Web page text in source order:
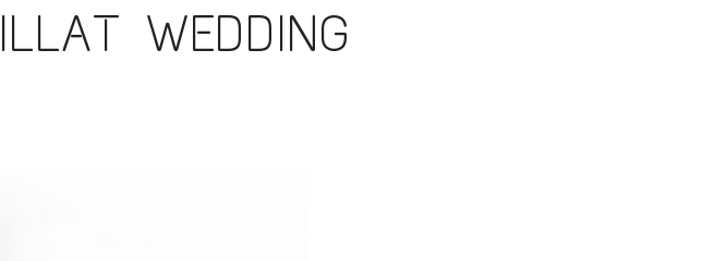
WEDDING